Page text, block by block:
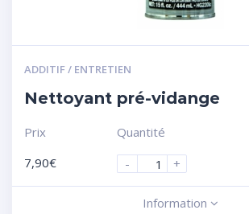
ADDITIF / ENTRETIEN
Nettoyant pré-vidange
Prix
7,90€
Quantité
-
+
Information